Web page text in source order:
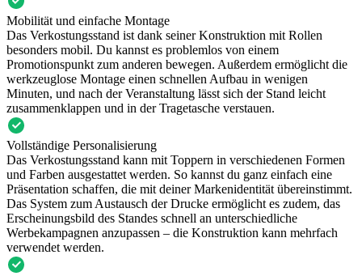
Mobilität und einfache Montage
Das Verkostungsstand ist dank seiner Konstruktion mit Rollen
besonders mobil. Du kannst es problemlos von einem
Promotionspunkt zum anderen bewegen. Außerdem ermöglicht die
werkzeuglose Montage einen schnellen Aufbau in wenigen
Minuten, und nach der Veranstaltung lässt sich der Stand leicht
zusammenklappen und in der Tragetasche verstauen.
Vollständige Personalisierung
Das Verkostungsstand kann mit Toppern in verschiedenen Formen
und Farben ausgestattet werden. So kannst du ganz einfach eine
Präsentation schaffen, die mit deiner Markenidentität übereinstimmt.
Das System zum Austausch der Drucke ermöglicht es zudem, das
Erscheinungsbild des Standes schnell an unterschiedliche
Werbekampagnen anzupassen – die Konstruktion kann mehrfach
verwendet werden.